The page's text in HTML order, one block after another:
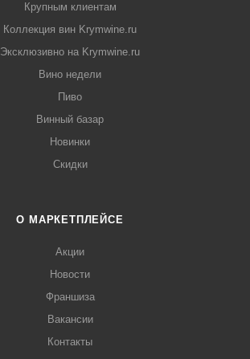
Крупным клиентам
Коллекция вин Krymwine.ru
Эксклюзивно на Krymwine.ru
Вино недели
Пиво
Винный базар
Новинки
Скидки
О МАРКЕТПЛЕЙСЕ
Акции
Новости
Франшиза
Вакансии
Контакты